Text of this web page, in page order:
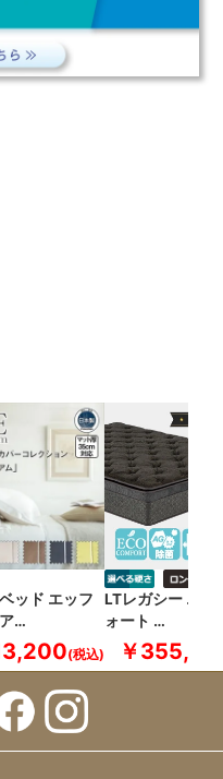
ッド エッフ
…
LTレガシー エコ
ォート …
￥